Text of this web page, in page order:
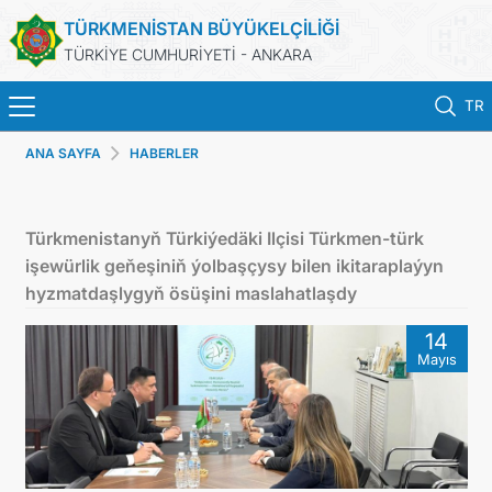
TÜRKMENİSTAN BÜYÜKELÇİLİĞİ
TÜRKİYE CUMHURİYETİ - ANKARA
TR
TÜRKMENISTAN
KONSOLOSLUK IŞLEMLERI
RANDEVU ALINIZ
DB
ANA SAYFA HABERLER
Türkmenistanyň Türkiýedäki Ilçisi Türkmen-türk
işewürlik geňeşiniň ýolbaşçysy bilen ikitaraplaýyn
hyzmatdaşlygyň ösüşini maslahatlaşdy
14
Mayıs